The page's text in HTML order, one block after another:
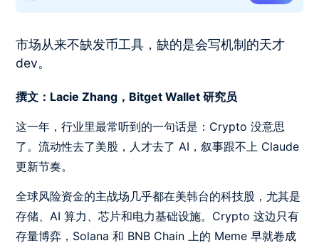
市场从来不缺发币工具，缺的是会写机制的天才
dev。
撰文：Lacie Zhang，Bitget Wallet 研究员
这一年，行业里最常听到的一句话是：Crypto 没意思
了。流动性去了美股，人才去了 AI，叙事跟不上 Claude
更新节奏。
全球风险资金的主战场几乎都在美韩台的科技股，尤其是
存储、AI 算力、芯片和电力基础设施。Crypto 这边只有
存量博弈，Solana 和 BNB Chain 上的 Meme 早就卷成